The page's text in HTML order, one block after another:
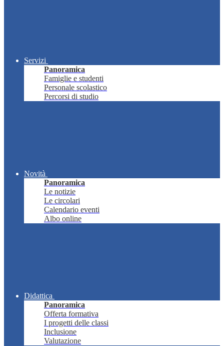
Servizi
Panoramica
Famiglie e studenti
Personale scolastico
Percorsi di studio
Novità
Panoramica
Le notizie
Le circolari
Calendario eventi
Albo online
Didattica
Panoramica
Offerta formativa
I progetti delle classi
Inclusione
Valutazione